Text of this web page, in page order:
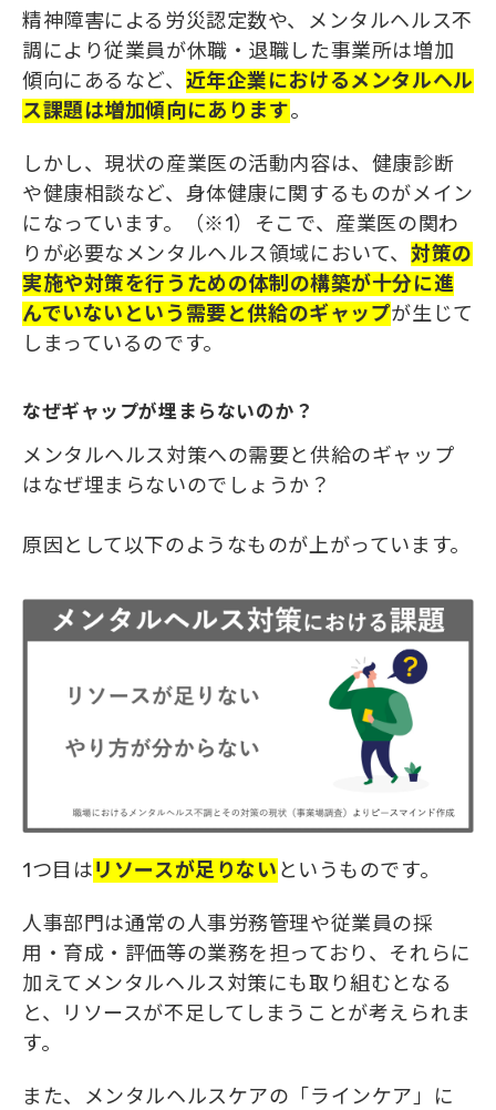
精神障害による労災認定数や、メンタルヘルス不
調により従業員が休職・退職した事業所は増加
傾向にあるなど、 近年企業におけるメンタルヘル
ス課題は増加傾向にあります。
しかし、現状の産業医の活動内容は、健康診断
や健康相談など、身体健康に関するものがメイン
になっています。（※1）そこで、産業医の関わ
りが必要なメンタルヘルス領域において、 対策の
実施や対策を行うための体制の構築が十分に進
んでいないという需要と供給のギャップが生じて
しまっているのです。
なぜギャップが埋まらないのか？
メンタルヘルス対策への需要と供給のギャップ
はなぜ埋まらないのでしょうか？
原因として以下のようなものが上がっています。
1つ目はリソースが足りない というものです。
人事部門は通常の人事労務管理や従業員の採
用・育成・評価等の業務を担っており、それらに
加えてメンタルヘルス対策にも取り組むとなる
と、リソースが不足してしまうことが考えられま
す。
また、メンタルヘルスケアの「ラインケア」に